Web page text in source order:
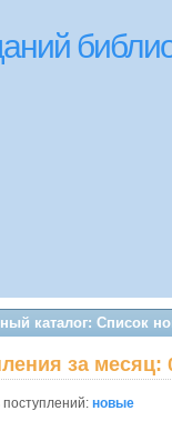
каталог: Список
за месяц:
новые